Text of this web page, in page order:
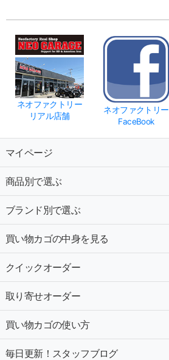
ネオファクトリー
リアル店舗
ネオファクトリー
FaceBook
マイページ
商品別で選ぶ
ブランド別で選ぶ
買い物カゴの中身を見る
クイックオーダー
取り寄せオーダー
買い物カゴの使い方
毎日更新！スタッフブログ